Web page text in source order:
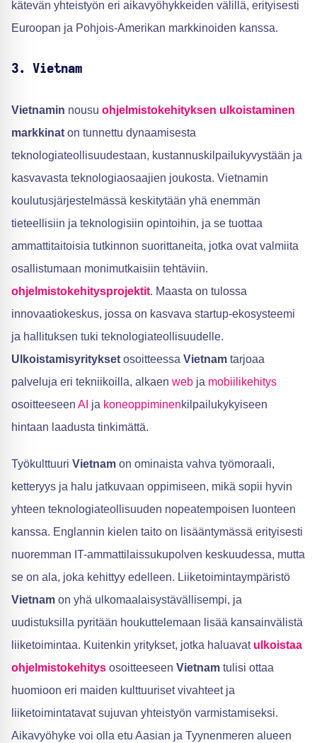
kätevän yhteistyön eri aikavyöhykkeiden välillä, erityisesti
Euroopan ja Pohjois-Amerikan markkinoiden kanssa.
3. Vietnam
Vietnamin nousu ohjelmistokehityksen ulkoistaminen
markkinat on tunnettu dynaamisesta
teknologiateollisuudestaan, kustannuskilpailukyvystään ja
kasvavasta teknologiaosaajien joukosta. Vietnamin
koulutusjärjestelmässä keskitytään yhä enemmän
tieteellisiin ja teknologisiin opintoihin, ja se tuottaa
ammattitaitoisia tutkinnon suorittaneita, jotka ovat valmiita
osallistumaan monimutkaisiin tehtäviin.
ohjelmistokehitysprojektit. Maasta on tulossa
innovaatiokeskus, jossa on kasvava startup-ekosysteemi
ja hallituksen tuki teknologiateollisuudelle.
Ulkoistamisyritykset osoitteessa Vietnam tarjoaa
palveluja eri tekniikoilla, alkaen web ja mobiilikehitys
osoitteeseen AI ja koneoppiminenkilpailukykyiseen
hintaan laadusta tinkimättä.
Työkulttuuri Vietnam on ominaista vahva työmoraali,
ketteryys ja halu jatkuvaan oppimiseen, mikä sopii hyvin
yhteen teknologiateollisuuden nopeatempoisen luonteen
kanssa. Englannin kielen taito on lisääntymässä erityisesti
nuoremman IT-ammattilaissukupolven keskuudessa, mutta
se on ala, joka kehittyy edelleen. Liiketoimintaympäristö
Vietnam on yhä ulkomaalaisystävällisempi, ja
uudistuksilla pyritään houkuttelemaan lisää kansainvälistä
liiketoimintaa. Kuitenkin yritykset, jotka haluavat ulkoistaa
ohjelmistokehitys osoitteeseen Vietnam tulisi ottaa
huomioon eri maiden kulttuuriset vivahteet ja
liiketoimintatavat sujuvan yhteistyön varmistamiseksi.
Aikavyöhyke voi olla etu Aasian ja Tyynenmeren alueen